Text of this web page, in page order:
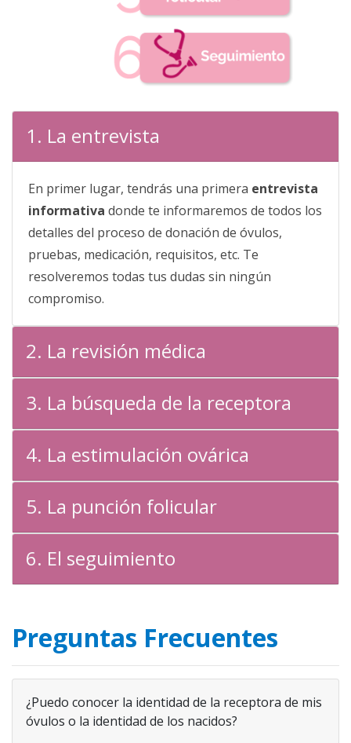
1. La entrevista
En primer lugar, tendrás una primera entrevista
informativa donde te informaremos de todos los
detalles del proceso de donación de óvulos,
pruebas, medicación, requisitos, etc. Te
resolveremos todas tus dudas sin ningún
compromiso.
2. La revisión médica
3. La búsqueda de la receptora
4. La estimulación ovárica
5. La punción folicular
6. El seguimiento
Preguntas Frecuentes
¿Puedo conocer la identidad de la receptora de mis
óvulos o la identidad de los nacidos?